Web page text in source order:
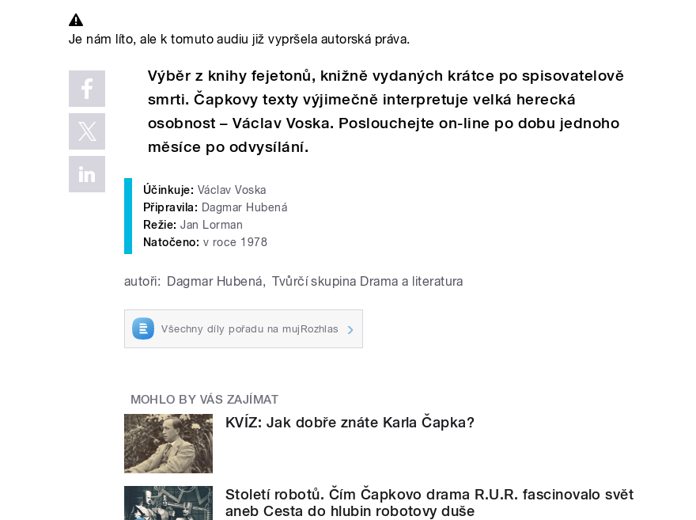
Je nám líto, ale k tomuto audiu již vypršela autorská práva.
Výběr z knihy fejetonů, knižně vydaných krátce po spisovatelově
smrti. Čapkovy texty výjimečně interpretuje velká herecká
osobnost – Václav Voska. Poslouchejte on-line po dobu jednoho
měsíce po odvysílání.
Účinkuje: Václav Voska
Připravila: Dagmar Hubená
Režie: Jan Lorman
Natočeno: v roce 1978
autoři: Dagmar Hubená, Tvůrčí skupina Drama a literatura
Všechny díly pořadu na mujRozhlas
MOHLO BY VÁS ZAJÍMAT
KVÍZ: Jak dobře znáte Karla Čapka?
Století robotů. Čím Čapkovo drama R.U.R. fascinovalo svět
aneb Cesta do hlubin robotovy duše